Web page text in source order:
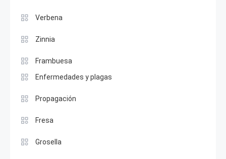
Verbena
Zinnia
Frambuesa
Enfermedades y plagas
Propagación
Fresa
Grosella